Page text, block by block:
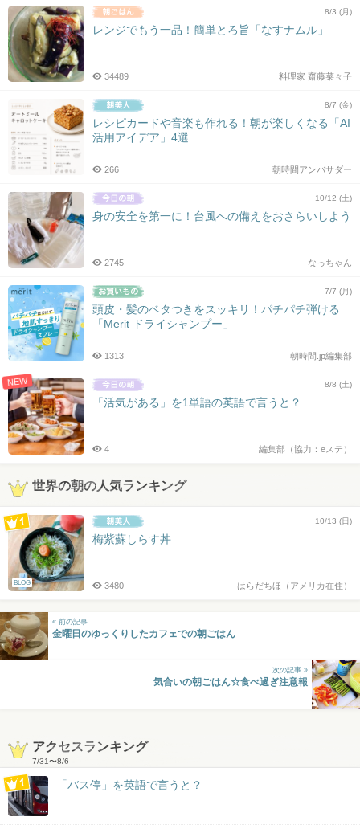
8/3 (月)
レンジでもう一品！簡単とろ旨「なすナムル」
料理家 齋藤菜々子
34489
8/7 (金)
レシピカードや音楽も作れる！朝が楽しくなる「AI
活用アイデア」4選
朝時間アンバサダー
266
10/12 (土)
身の安全を第一に！台風への備えをおさらいしよう
なっちゃん
2745
7/7 (月)
頭皮・髪のベタつきをスッキリ！パチパチ弾ける
「Merit ドライシャンプー」
朝時間.jp編集部
1313
NEW 8/8 (土)
「活気がある」を1単語の英語で言うと？
編集部（協力：eステ）
4
世界の朝の人気ランキング
BLOG
10/13 (日)
梅紫蘇しらす丼
はらだちほ（アメリカ在住）
3480
« 前の記事
金曜日のゆっくりしたカフェでの朝ごはん
次の記事 »
気合いの朝ごはん☆食べ過ぎ注意報
アクセスランキング
7/31〜8/6
「バス停」を英語で言うと？